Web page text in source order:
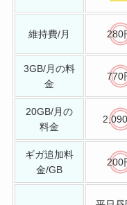
維持費/月 280
3GB/月の料
金
770
20GB/月の
料金
ギガ追加料
金/GB
200